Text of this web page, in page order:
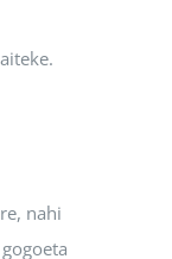
nahi